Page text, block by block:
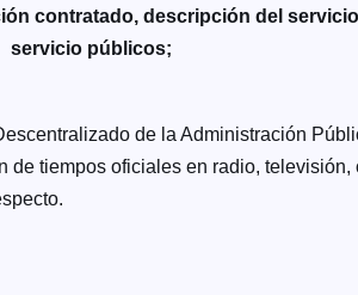
contratado, descripción del
servicio públicos;
de la Administración
tiempos oficiales en radio,